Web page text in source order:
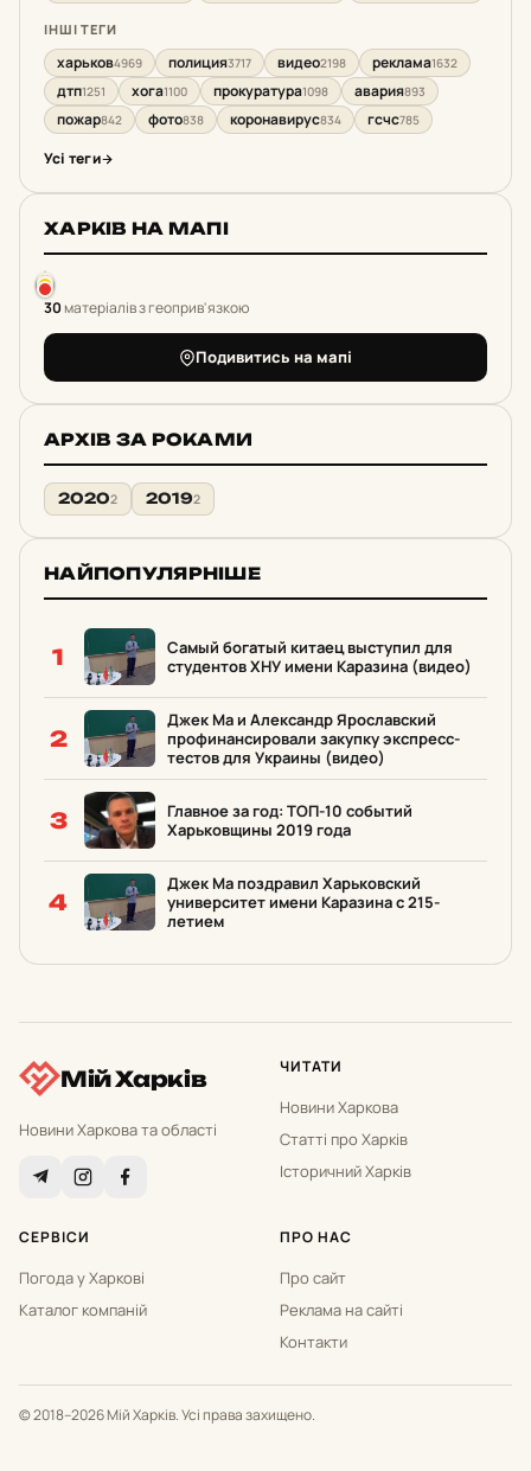
ІНШІ ТЕГИ
харьков4969 полиция3717 видео2198 реклама1632
дтп1251 хога1100 прокуратура1098 авария893
пожар842 фото838 коронавирус834 гсчс785
Усі теги
ХАРКІВ НА МАПІ
30матеріалів з геоприв'язкою
Подивитись на мапі
АРХІВ ЗА РОКАМИ
20202 20192
НАЙПОПУЛЯРНІШЕ
1
Самый богатый китаец выступил для
студентов ХНУ имени Каразина (видео)
2
Джек Ма и Александр Ярославский
профинансировали закупку экспресс-
тестов для Украины (видео)
3
Главное за год: ТОП-10 событий
Харьковщины 2019 года
4
Джек Ма поздравил Харьковский
университет имени Каразина с 215-
летием
Мій Харків
Новини Харкова та області
ЧИТАТИ
Новини Харкова
Статті про Харків
Історичний Харків
СЕРВІСИ
Погода у Харкові
Каталог компаній
ПРО НАС
Про сайт
Реклама на сайті
Контакти
© 2018–2026 Мій Харків. Усі права захищено.